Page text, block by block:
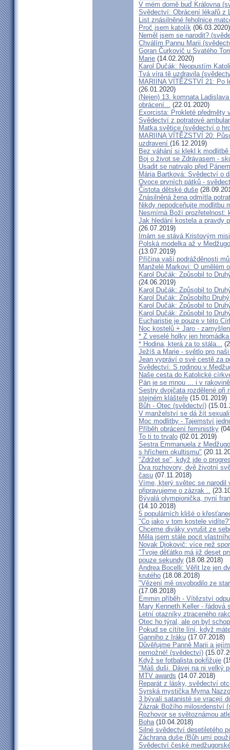
V mém domě buď Královna
Svědectví: Obrácení lékařů z
List znásilněné řeholnice
Proč jsem katolík (06.03.2020)
Neměl jsem se narodit?
Chválím Pannu Marii
Goran Čurkovič u Svatého
Marie (14.02.2020)
Karol Dučák: Neopustím
Tvá víra tě uzdravila
MARIINA VÍTĚZSTVÍ 21: Po
(26.01.2020)
(Nejen) 13. komnata
obrácení... (22.01.2020)
Exorcista: Prokleté předměty
Svědectví z potratové
Matka světice (svědectví o
MARIINA VÍTĚZSTVÍ 20:
uzdravení (16.12.2019)
Bez váhání si klekl k
Boj o život se Zdrávasem -
Usadit se natrvalo před Pánem
Mária Bartková: Svědectví o
Ovoce prvních pátků -
Čistota dětské duše
Znásilněná žena odmítla
Nikdy nepodceňujte modlitbu
Nesmírná Boží
Jak hledání kostela a pravdy
(26.07.2019)
Imám se stává Kristovým
Polská modelka až v
(13.07.2019)
Příčina vaší podrážděnosti
Manželé Markovi: O umělém
Karol Dučák: Způsobil to
(24.06.2019)
Karol Dučák: Způsobil to
Karol Dučák: Způsobilto
Karol Dučák: Způsobil to
Karol Dučák: Způsobil to
Eucharistie je pouze v této
Noc kostelů + Jaro -
* Z veselé holky jen
* Hodina, která za to stála...
Ježíš a Marie - světlo pro
Jean vypráví o své cestě za
Svědectví: S rodinou v
Naše cesta do Katolické
Pán je se mnou ... i v
Sestry dvojčata rozdělené při
stejném klášteře (15.01.2019)
Bůh - Otec (svědectví)
V manželství se dá žít
Moc modlitby - Tajemství
Příběh obrácení feministky
To ti to trvalo (02.01.2019)
Sestra Emmanuela z
s hříchem okultismu"
"Zdržet se", když jde o
Dva rozhovory, dvě životní
času (07.11.2018)
Víme, který světec se narodil
připravujeme o zázrak ..
Bývalá olympionička, nyní
(14.10.2018)
5 populárních klišé o
"Co jako v tom kostele
Chceme diváky vyrušit ze
Měla jsem stále pocit
Novak Djokovič: více než
"Tvoje děťátko má již deset
pouze sekundy (18.08.2018)
Andrea Bocelli: Věřit lze jen
krutého (18.08.2018)
"Vězení mě osvobodilo ze
(17.08.2018)
Emmin příběh - Vítězství
Mary Kenneth Keller - řádová
Letní otazníky ztraceného
Otec ho týral, ale on byl
Pokud se cítíte líní, když
Ganniho z Iráku (17.07.2018)
Důvěřujme Panně Marii a
nemožné! (svědectví)
Když se fotbalista pokřižuje
"Máš duši. Dávej na ni velký
MTV awards (14.07.2018)
Reparát z lásky, svědectví
Syrská mystička Myrna
3 bývalí satanisté se vracejí
Zázrak Božího milosrdenství
Rozhovor se světoznámou
Boha(10.04.2018)
Silné svědectví desetiletého
Záchrana duše (Bůh umí
Svědectví české